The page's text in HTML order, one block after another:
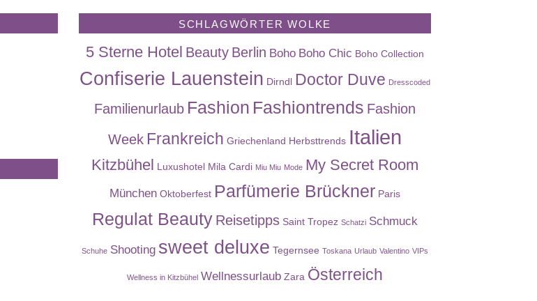
SCHLAGWÖRTER WOLKE
5 Sterne Hotel Beauty Berlin Boho Boho Chic Boho Collection
Confiserie Lauenstein Dirndl Doctor Duve Dresscoded
Familienurlaub Fashion Fashiontrends Fashion
Week Frankreich Griechenland Herbsttrends Italien
Kitzbühel Luxushotel Mila Cardi Miu Miu Mode My Secret Room
München Oktoberfest Parfümerie Brückner Paris
Regulat Beauty Reisetipps Saint Tropez Schatzi Schmuck
Schuhe Shooting sweet deluxe Tegernsee Toskana Urlaub Valentino VIPs
Wellness in Kitzbühel Wellnessurlaub Zara Österreich